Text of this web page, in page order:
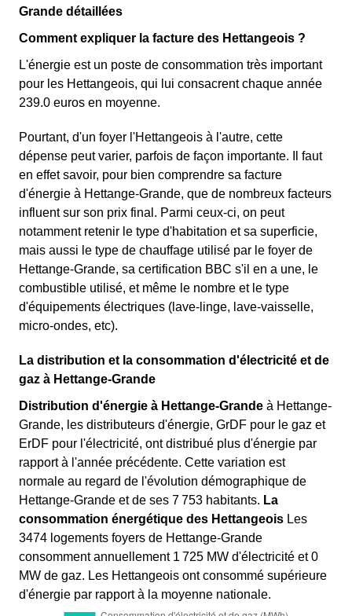
Grande détaillées
Comment expliquer la facture des Hettangeois ?
L'énergie est un poste de consommation très important
pour les Hettangeois, qui lui consacrent chaque année
239.0 euros en moyenne.
Pourtant, d'un foyer l'Hettangeois à l'autre, cette
dépense peut varier, parfois de façon importante. Il faut
en effet savoir, pour bien comprendre sa facture
d'énergie à Hettange-Grande, que de nombreux facteurs
influent sur son prix final. Parmi ceux-ci, on peut
notamment retenir le type d'habitation et sa superficie,
mais aussi le type de chauffage utilisé par le foyer de
Hettange-Grande, sa certification BBC s'il en a une, le
combustible utilisé, et même le nombre et le type
d'équipements électriques (lave-linge, lave-vaisselle,
micro-ondes, etc).
La distribution et la consommation d'électricité et de
gaz à Hettange-Grande
Distribution d'énergie à Hettange-Grande à Hettange-
Grande, les distributeurs d'énergie, GrDF pour le gaz et
ErDF pour l'électricité, ont distribué plus d'énergie par
rapport à l'année précédente. Cette variation est
normale au regard de l'évolution démographique de
Hettange-Grande et de ses 7 753 habitants. La
consommation énergétique des Hettangeois Les
3474 logements foyers de Hettange-Grande
consomment annuellement 1 725 MW d'électricité et 0
MW de gaz. Les Hettangeois ont consommé supérieure
d'énergie par rapport à la moyenne nationale.